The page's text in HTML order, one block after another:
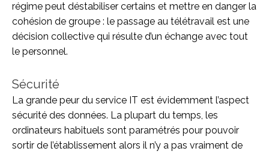
régime peut déstabiliser certains et mettre en danger la
cohésion de groupe : le passage au télétravail est une
décision collective qui résulte d’un échange avec tout
le personnel.
Sécurité
La grande peur du service IT est évidemment l’aspect
sécurité des données. La plupart du temps, les
ordinateurs habituels sont paramétrés pour pouvoir
sortir de l’établissement alors il n’y a pas vraiment de